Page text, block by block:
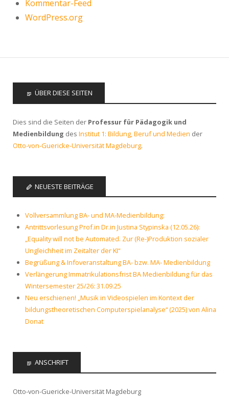
Kommentar-Feed
WordPress.org
ÜBER DIESE SEITEN
Dies sind die Seiten der Professur für Pädagogik und
Medienbildung des Institut 1: Bildung, Beruf und Medien der
Otto-von-Guericke-Universität Magdeburg.
NEUESTE BEITRÄGE
Vollversammlung BA- und MA-Medienbildung:
Antrittsvorlesung Prof.in Dr.in Justina Stypinska (12.05.26):
„Equality will not be Automated. Zur (Re-)Produktion sozialer
Ungleichheit im Zeitalter der KI“
Begrüßung & Infoveranstaltung BA- bzw. MA- Medienbildung
Verlängerung Immatrikulationsfrist BA Medienbildung für das
Wintersemester 25/26: 31.09.25
Neu erschienen! „Musik in Videospielen im Kontext der
bildungstheoretischen Computerspielanalyse“ (2025) von Alina
Donat
ANSCHRIFT
Otto-von-Guericke-Universität Magdeburg